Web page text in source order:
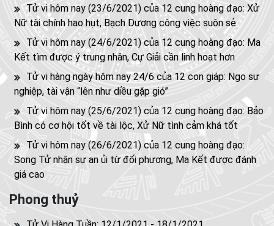
Tử vi hôm nay (23/6/2021) của 12 cung hoàng đạo: Xử
Nữ tài chính hao hụt, Bạch Dương công việc suôn sẻ
Tử vi hôm nay (24/6/2021) của 12 cung hoàng đạo: Ma
Kết tìm được ý trung nhân, Cự Giải cần linh hoạt hơn
Tử vi hàng ngày hôm nay 24/6 của 12 con giáp: Ngọ sự
nghiệp, tài vận “lên như diều gặp gió”
Tử vi hôm nay (25/6/2021) của 12 cung hoàng đạo: Bảo
Bình có cơ hội tốt về tài lộc, Xử Nữ tình cảm khá tốt
Tử vi hôm nay (26/6/2021) của 12 cung hoàng đạo:
Song Tử nhận sự an ủi từ đối phương, Ma Kết được đánh
giá cao
Phong thuỷ